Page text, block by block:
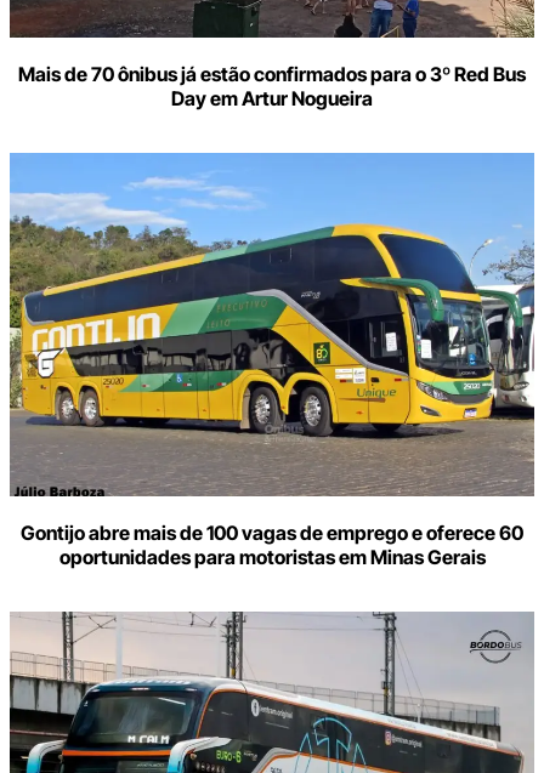
Mais de 70 ônibus já estão confirmados para o 3º Red Bus
Day em Artur Nogueira
Gontijo abre mais de 100 vagas de emprego e oferece 60
oportunidades para motoristas em Minas Gerais